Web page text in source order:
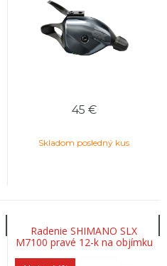
45 €
Skladom posledný kus
Radenie SHIMANO SLX
M7100 pravé 12-k na objímku